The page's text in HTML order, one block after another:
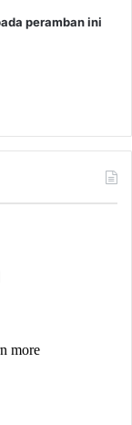
peramban ini